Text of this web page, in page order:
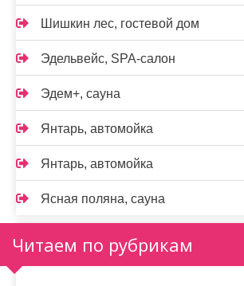
Шишкин лес, гостевой дом
Эдельвейс, SPA-салон
Эдем+, сауна
Янтарь, автомойка
Янтарь, автомойка
Ясная поляна, сауна
Читаем по рубрикам